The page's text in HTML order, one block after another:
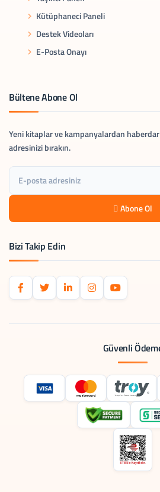
Kütüphaneci Paneli
Destek Videoları
E-Posta Onayı
Bültene Abone Ol
Yeni kitaplar ve kampanyalardan
adresinizi bırakın.
Abone Ol
Bizi Takip Edin
Güvenli